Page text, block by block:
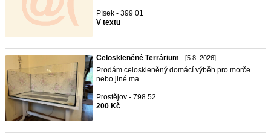
Písek - 399 01
V textu
Celoskleněné Terrárium - [5.8. 2026]
Prodám celoskleněný domácí výběh pro morče
nebo jiné ma ...
Prostějov - 798 52
200 Kč